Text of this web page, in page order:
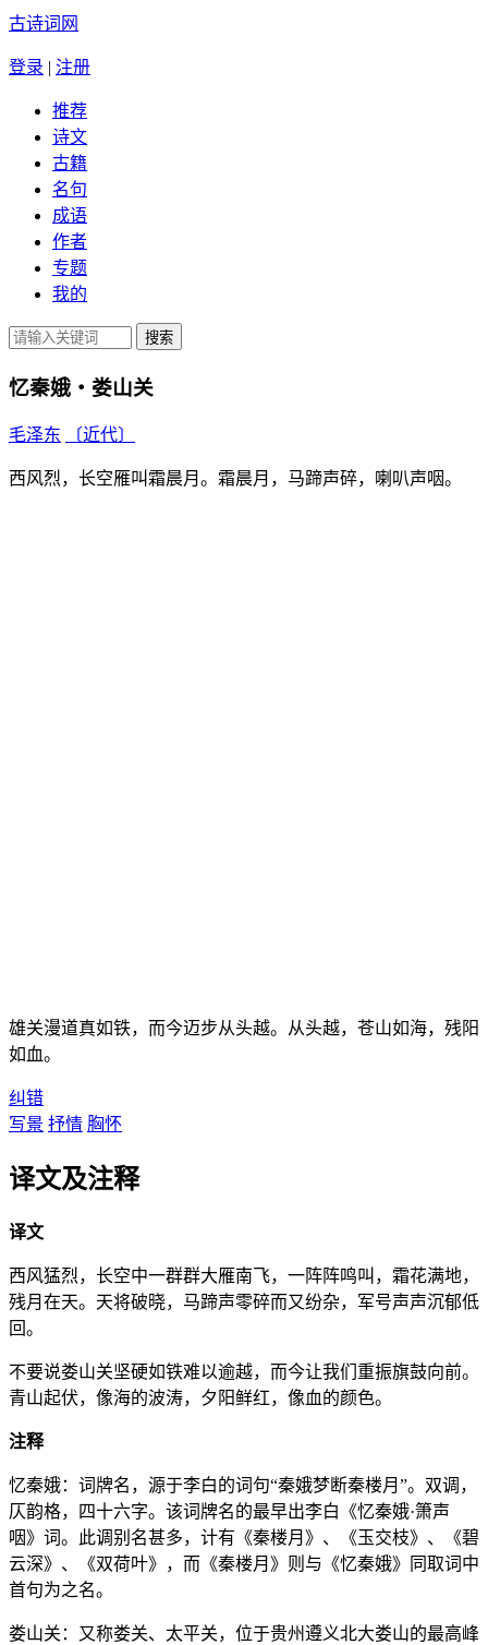
古诗词网
登录 | 注册
推荐
诗文
古籍
名句
成语
作者
专题
我的
忆秦娥・娄山关
毛泽东 〔近代〕
西风烈，长空雁叫霜晨月。霜晨月，马蹄声碎，喇叭声咽。
雄关漫道真如铁，而今迈步从头越。从头越，苍山如海，残阳
如血。
纠错
写景 抒情 胸怀
译文及注释
译文
西风猛烈，长空中一群群大雁南飞，一阵阵鸣叫，霜花满地，
残月在天。天将破晓，马蹄声零碎而又纷杂，军号声声沉郁低
回。
不要说娄山关坚硬如铁难以逾越，而今让我们重振旗鼓向前。
青山起伏，像海的波涛，夕阳鲜红，像血的颜色。
注释
忆秦娥：词牌名，源于李白的词句“秦娥梦断秦楼月”。双调，
仄韵格，四十六字。该词牌名的最早出李白《忆秦娥·箫声
咽》词。此调别名甚多，计有《秦楼月》、《玉交枝》、《碧
云深》、《双荷叶》，而《秦楼月》则与《忆秦娥》同取词中
首句为之名。
娄山关：又称娄关、太平关，位于贵州遵义北大娄山的最高峰